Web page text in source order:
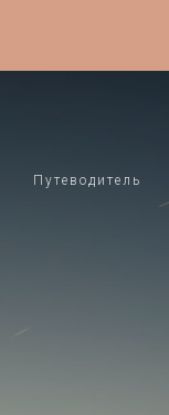
Путеводитель